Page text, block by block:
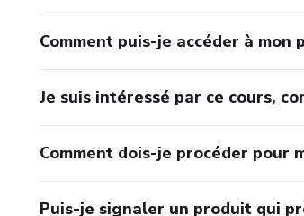
Comment puis-je accéder à mon
Je suis intéressé par ce cours,
Comment dois-je procéder pour
Puis-je signaler un produit qui